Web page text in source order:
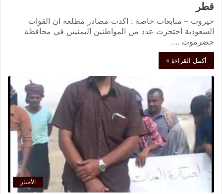
قطر
حيروت – متابعات خاصة : اكدت مصادر مطلعة ان القوات
السعودية احتجزت عدد من المواطنين اليمنيين في محافظة
حضرموت .…
أكمل القراءة »
الأخبار